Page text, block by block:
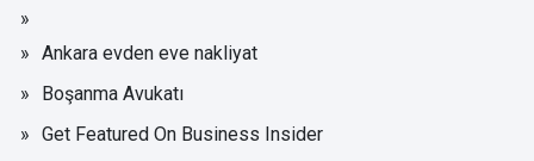
Ankara evden eve nakliyat
Boşanma Avukatı
Get Featured On Business Insider